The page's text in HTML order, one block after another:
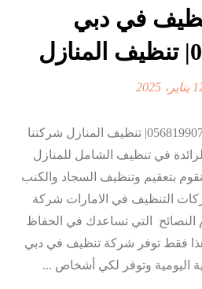
في دبي
2025
شركة تنظيف في دبي |0568199078| تنظيف المنازل شركتنا
في تنظيف الشامل للمنازل
بتعقيم وتنظيف السجاد والكنب
التنظيف في الامارات شركة
التي تساعدك في الحفاظ
فقط توفر شركة تنظيف في دبي
اليومية وتوفر لكي أشخاص ...